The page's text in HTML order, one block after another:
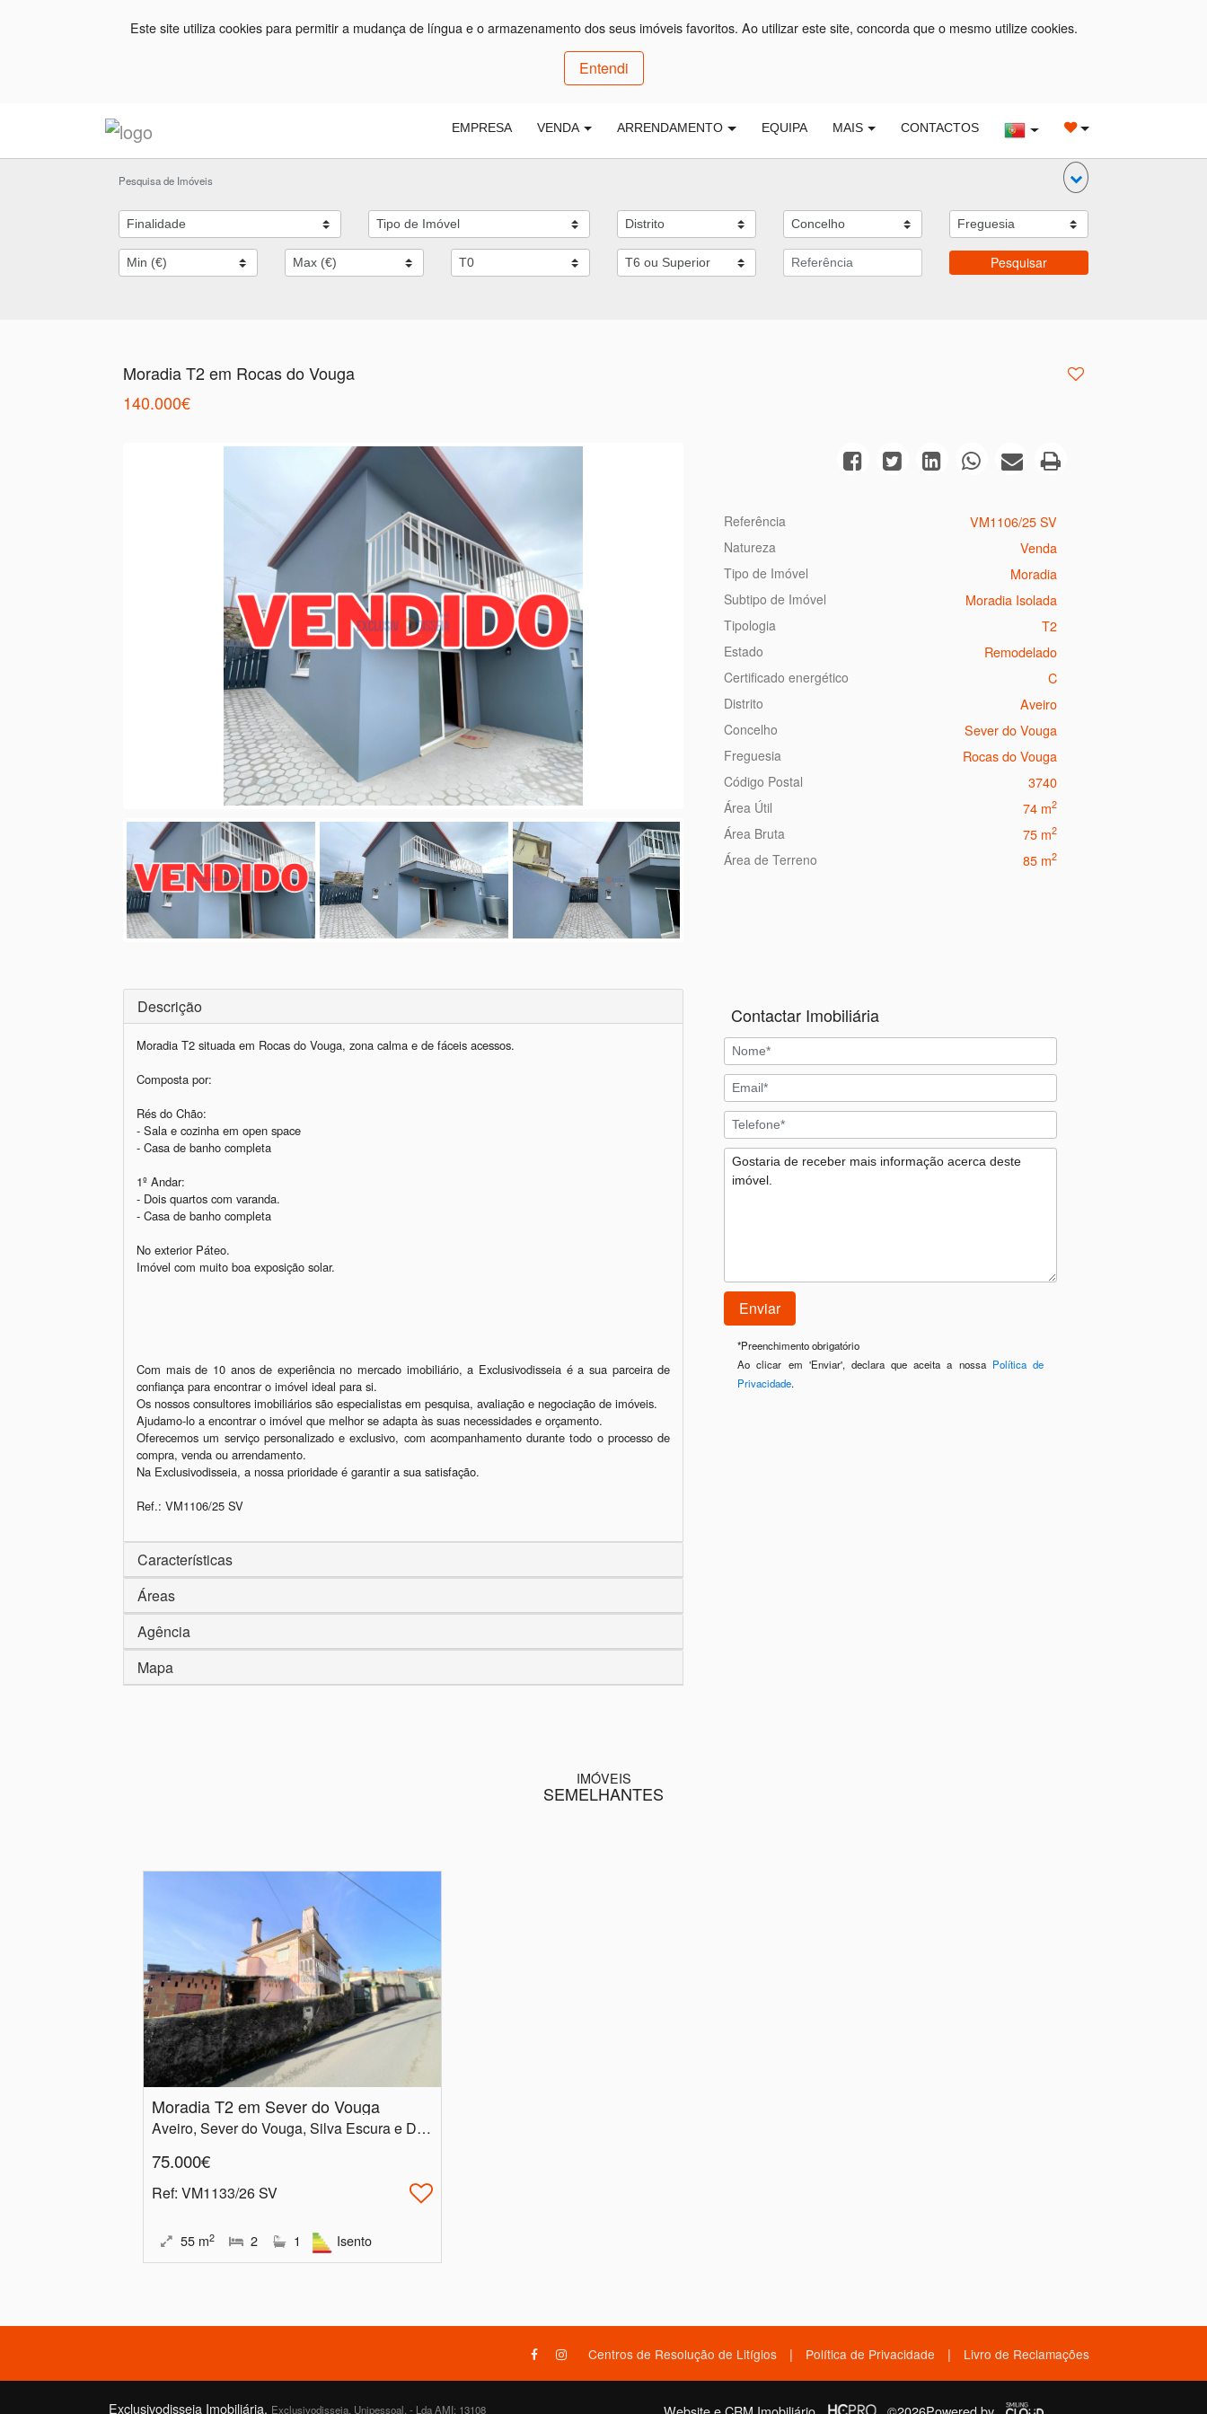
Este site utiliza cookies para permitir a mudança de língua e o armazenamento dos seus imóveis favoritos. Ao utilizar este site, concorda que o mesmo utilize cookies.
Entendi
EMPRESA VENDA ARRENDAMENTO EQUIPA MAIS CONTACTOS
Pesquisa de Imóveis
Pesquisar
Moradia T2 em Rocas do Vouga
140.000€
Referência VM1106/25 SV
Natureza Venda
Tipo de Imóvel Moradia
Subtipo de Imóvel Moradia Isolada
Tipologia T2
Estado Remodelado
Certificado energético C
Distrito Aveiro
Concelho Sever do Vouga
Freguesia Rocas do Vouga
Código Postal 3740
Área Útil 74 m2
Área Bruta 75 m2
Área de Terreno 85 m2
Descrição
Moradia T2 situada em Rocas do Vouga, zona calma e de fáceis acessos.
Composta por:
Rés do Chão:
- Sala e cozinha em open space
- Casa de banho completa
1º Andar:
- Dois quartos com varanda.
- Casa de banho completa
No exterior Páteo.
Imóvel com muito boa exposição solar.
Com mais de 10 anos de experiência no mercado imobiliário, a Exclusivodisseia é a sua parceira de
confiança para encontrar o imóvel ideal para si.
Os nossos consultores imobiliários são especialistas em pesquisa, avaliação e negociação de imóveis.
Ajudamo-lo a encontrar o imóvel que melhor se adapta às suas necessidades e orçamento.
Oferecemos um serviço personalizado e exclusivo, com acompanhamento durante todo o processo de
compra, venda ou arrendamento.
Na Exclusivodisseia, a nossa prioridade é garantir a sua satisfação.
Ref.: VM1106/25 SV
Características
Áreas
Agência
Mapa
Contactar Imobiliária
*Preenchimento obrigatório
Ao clicar em 'Enviar', declara que aceita a nossa Política de
Privacidade.
IMÓVEIS
SEMELHANTES
Moradia T2 em Sever do Vouga
Aveiro, Sever do Vouga, Silva Escura e Dornelas
75.000€
Ref: VM1133/26 SV
55 m2 2 1 Isento
Centros de Resolução de Litígios | Política de Privacidade | Livro de Reclamações
Exclusivodisseia Imobiliária, Exclusivodisseia, Unipessoal, - Lda AMI: 13108